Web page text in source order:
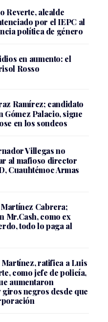
Reverte, alcalde
por el IEPC al
política de género
en aumento: el
Rosso
Ramírez; candidato
Gómez Palacio, sigue
en los sondeos
Villegas no
al mafioso director
Cuauhtémoc Armas
Cabrera;
Mr.Cash, como ex
todo lo paga al
Martínez, ratifica a Luis
como jefe de policía,
aumentaron
negros desde que